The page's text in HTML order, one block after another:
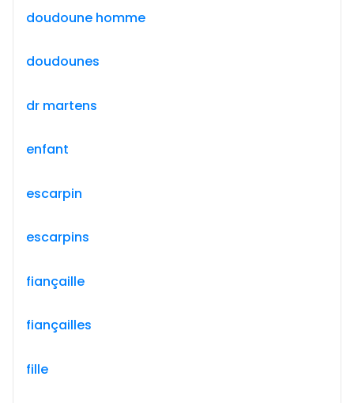
doudoune homme
doudounes
dr martens
enfant
escarpin
escarpins
fiançaille
fiançailles
fille